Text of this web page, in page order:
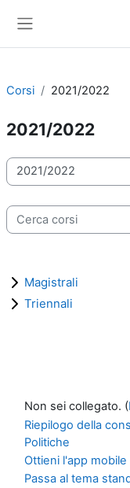
Corsi 2021/2022
2021/2022
Categorie di corso
Cerca corsi
Magistrali
Triennali
Non sei collegato. (
Riepilogo della
Politiche
Ottieni l'app mobile
Passa al tema